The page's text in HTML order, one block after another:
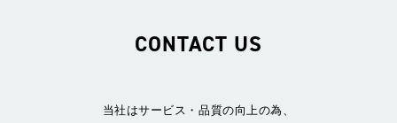
CONTACT US
当社はサービス・品質の向上の為、